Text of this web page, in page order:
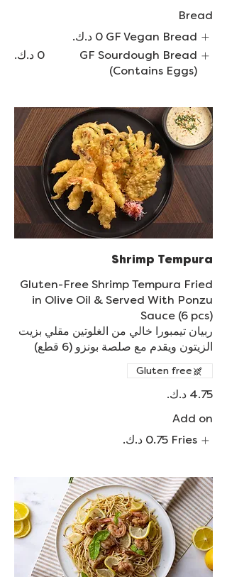
Bread
GF Vegan Bread ‏0 د.ك.‏
GF Sourdough Bread
(Contains Eggs)
Shrimp Tempura
Gluten-Free Shrimp Tempura Fried
in Olive Oil & Served With Ponzu
ربيان تيمبورا خالي من الغلوتين مقلي بزيت
الزيتون ويقدم مع صلصة بونزو (6 قطع)
Gluten free
Add on
Fries ‏0.75 د.ك.‏